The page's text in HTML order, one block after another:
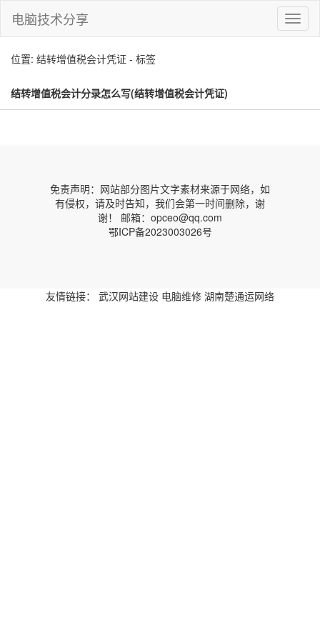
切
换
电脑技术分享
位置: 结转增值税会计凭证 - 标签
结转增值税会计分录怎么写(结转增值税会计凭证)
免责声明：网站部分图片文字素材来源于网络，如
有侵权，请及时告知，我们会第一时间删除，谢
谢！ 邮箱：opceo@qq.com
鄂ICP备2023003026号
友情链接： 武汉网站建设 电脑维修 湖南楚通运网络